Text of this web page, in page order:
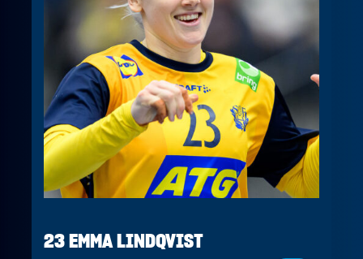
23 EMMA LINDQVIST